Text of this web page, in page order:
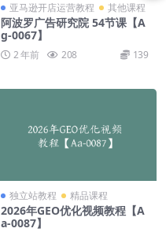
亚马逊开店运营教程 其他课程
阿波罗广告研究院 54节课【A
g-0067】
2 年前 208 139
独立站教程 精品课程
2026年GEO优化视频教程【A
a-0087】